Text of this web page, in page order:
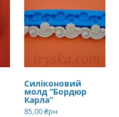
Силіконовий
молд “Бордюр
Карла”
85,00₴рн